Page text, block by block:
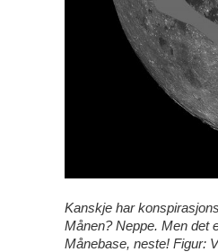
Kanskje har
Månen? Neppe. Men det
Månebase, neste! Figur: